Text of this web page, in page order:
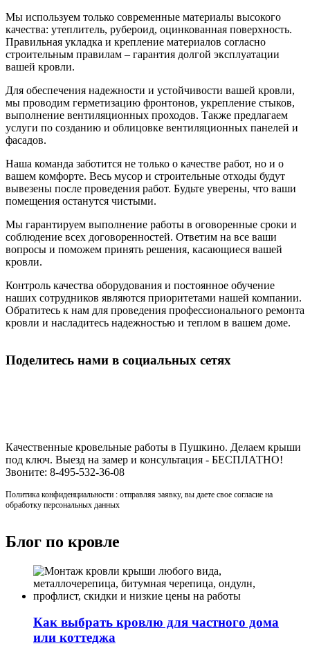
Мы используем только современные материалы высокого
качества: утеплитель, рубероид, оцинкованная поверхность.
Правильная укладка и крепление материалов согласно
строительным правилам – гарантия долгой эксплуатации
вашей кровли.
Для обеспечения надежности и устойчивости вашей кровли,
мы проводим герметизацию фронтонов, укрепление стыков,
выполнение вентиляционных проходов. Также предлагаем
услуги по созданию и облицовке вентиляционных панелей и
фасадов.
Наша команда заботится не только о качестве работ, но и о
вашем комфорте. Весь мусор и строительные отходы будут
вывезены после проведения работ. Будьте уверены, что ваши
помещения останутся чистыми.
Мы гарантируем выполнение работы в оговоренные сроки и
соблюдение всех договоренностей. Ответим на все ваши
вопросы и поможем принять решения, касающиеся вашей
кровли.
Контроль качества оборудования и постоянное обучение
наших сотрудников являются приоритетами нашей компании.
Обратитесь к нам для проведения профессионального ремонта
кровли и насладитесь надежностью и теплом в вашем доме.
Поделитесь нами в социальных сетях
Качественные кровельные работы в Пушкино. Делаем крыши
под ключ. Выезд на замер и консультация - БЕСПЛАТНО!
Звоните: 8-495-532-36-08
Политика конфиденциальности : отправляя заявку, вы даете свое согласие на
обработку персональных данных
Блог по кровле
Как выбрать кровлю для частного дома
или коттеджа